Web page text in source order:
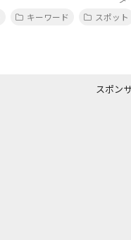
キーワード スポット
スポン